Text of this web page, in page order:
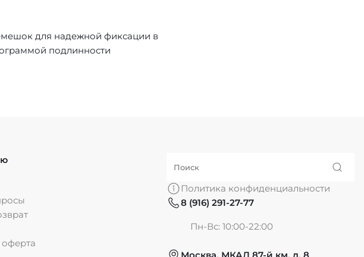
для надежной фиксации в
подлинности
Политика конфиденциальности
8 (916) 291-27-77
Пн-Вс: 10:00-22:00